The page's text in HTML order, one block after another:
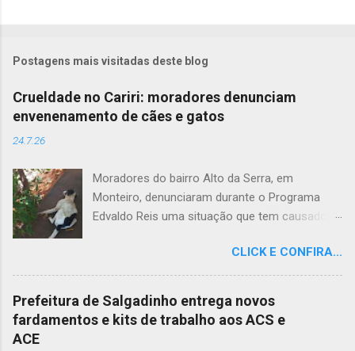
Postagens mais visitadas deste blog
Crueldade no Cariri: moradores denunciam
envenenamento de cães e gatos
24.7.26
Moradores do bairro Alto da Serra, em
Monteiro, denunciaram durante o Programa
Edvaldo Reis uma situação que tem causado
e gatos estariam sendo envenenados na
comunidade, provocando mortes marcadas
por intenso sofrimento dos animais. De acordo
com uma moradora, os casos vêm se
CLICK E CONFIRA...
Prefeitura de Salgadinho entrega novos
fardamentos e kits de trabalho aos ACS e
ACE